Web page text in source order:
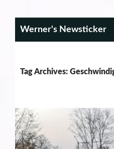
Werner's Newsticker
Tag Archives: